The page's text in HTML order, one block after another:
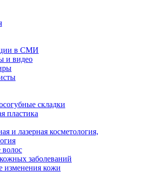
в СМИ
и видео
складки
пластика
и лазерная косметология,
волос
заболеваний
изменения кожи